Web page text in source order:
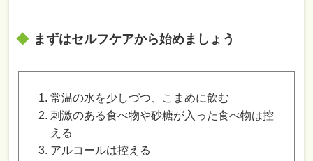
まずはセルフケアから始めましょう
常温の水を少しづつ、こまめに飲む
刺激のある食べ物や砂糖が入った食べ物は控
える
アルコールは控える